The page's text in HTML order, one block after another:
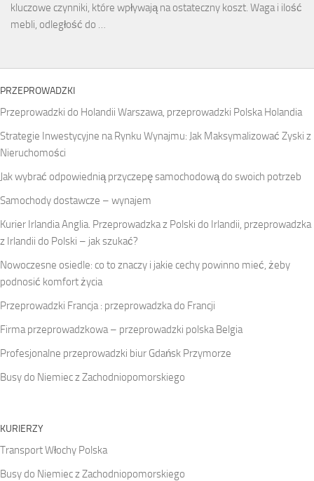
kluczowe czynniki, które wpływają na ostateczny koszt. Waga i ilość
mebli, odległość do …
PRZEPROWADZKI
Przeprowadzki do Holandii Warszawa, przeprowadzki Polska Holandia
Strategie Inwestycyjne na Rynku Wynajmu: Jak Maksymalizować Zyski z
Nieruchomości
Jak wybrać odpowiednią przyczepę samochodową do swoich potrzeb
Samochody dostawcze – wynajem
Kurier Irlandia Anglia. Przeprowadzka z Polski do Irlandii, przeprowadzka
z Irlandii do Polski – jak szukać?
Nowoczesne osiedle: co to znaczy i jakie cechy powinno mieć, żeby
podnosić komfort życia
Przeprowadzki Francja : przeprowadzka do Francji
Firma przeprowadzkowa – przeprowadzki polska Belgia
Profesjonalne przeprowadzki biur Gdańsk Przymorze
Busy do Niemiec z Zachodniopomorskiego
KURIERZY
Transport Włochy Polska
Busy do Niemiec z Zachodniopomorskiego